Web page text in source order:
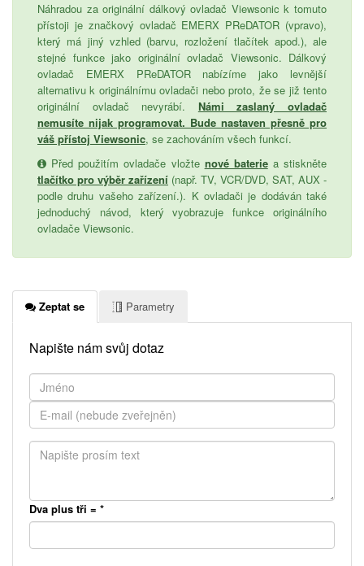
Náhradou za originální dálkový ovladač Viewsonic k tomuto
přístoji je značkový ovladač EMERX PReDATOR (vpravo),
který má jiný vzhled (barvu, rozložení tlačítek apod.), ale
stejné funkce jako originální ovladač Viewsonic. Dálkový
ovladač EMERX PReDATOR nabízíme jako levnější
alternativu k originálnímu ovladači nebo proto, že se již tento
originální ovladač nevyrábí. Námi zaslaný ovladač
nemusíte nijak programovat. Bude nastaven přesně pro
váš přístoj Viewsonic, se zachováním všech funkcí.
Před použitím ovladače vložte nové bateriea stiskněte
tlačítko pro výběr zařízení (např. TV, VCR/DVD, SAT, AUX -
podle druhu vašeho zařízení.). K ovladači je dodáván také
jednoduchý návod, který vyobrazuje funkce originálního
ovladače Viewsonic.
Zeptat se Parametry
Napište nám svůj dotaz
Dva plus tři = *